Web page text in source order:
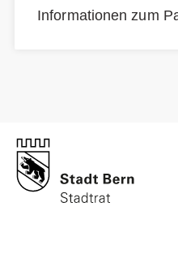
Informationen zum